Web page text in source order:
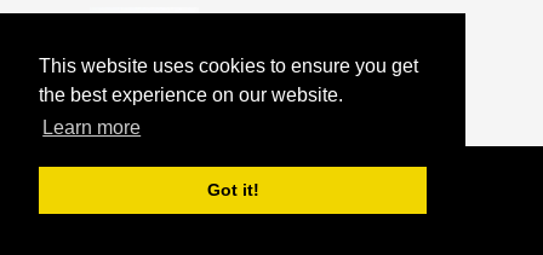
This website uses cookies to ensure you get
the best experience on our website.
Learn more
Got it!
очеболец
COPYRIGHT 2026 HTTPS://CQLIFE.NET
МЕТИЛФЕНИДАТ